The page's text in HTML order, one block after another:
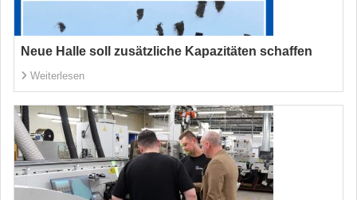
Neue Halle soll zusätzliche Kapazitäten schaffen
Weiterlesen